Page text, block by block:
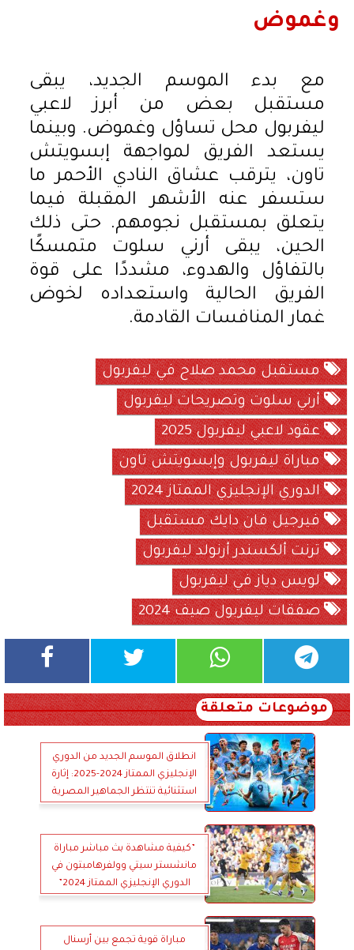
وغموض
مع بدء الموسم الجديد، يبقى
مستقبل بعض من أبرز لاعبي
ليفربول محل تساؤل وغموض. وبينما
يستعد الفريق لمواجهة إبسويتش
تاون، يترقب عشاق النادي الأحمر ما
ستسفر عنه الأشهر المقبلة فيما
يتعلق بمستقبل نجومهم. حتى ذلك
الحين، يبقى أرني سلوت متمسكًا
بالتفاؤل والهدوء، مشددًا على قوة
الفريق الحالية واستعداده لخوض
غمار المنافسات القادمة.
مستقبل محمد صلاح في ليفربول
أرني سلوت وتصريحات ليفربول
عقود لاعبي ليفربول 2025
مباراة ليفربول وإبسويتش تاون
الدوري الإنجليزي الممتاز 2024
فيرجيل فان دايك مستقبل
ترنت ألكسندر أرنولد ليفربول
لويس دياز في ليفربول
صفقات ليفربول صيف 2024
موضوعات متعلقة
انطلاق الموسم الجديد من الدوري
الإنجليزي الممتاز 2024-2025: إثارة
استثنائية تنتظر الجماهير المصرية
”كيفية مشاهدة بث مباشر مباراة
مانشستر سيتي وولفرهامبتون في
الدوري الإنجليزي الممتاز 2024”
مباراة قوية تجمع بين أرسنال